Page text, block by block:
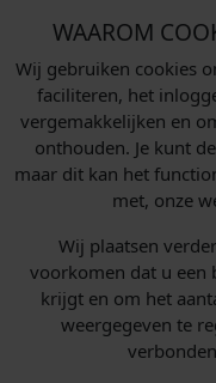
WAAROM
Wij gebruiken cookies
faciliteren, het
vergemakkelijken en
onthouden. Je kunt
maar dit kan het
met, onze
Wij plaatsen
voorkomen dat u een
krijgt en om het
weergegeven te